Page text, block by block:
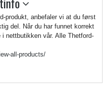
produkt, anbefaler vi at du først
del. Når du har funnet korrekt
nettbutikken vår. Alle Thetford-
all-products/